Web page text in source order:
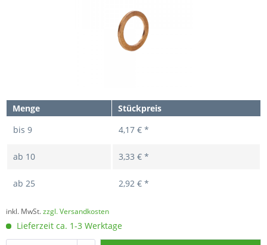
Menge
Stückpreis
bis 9 4,17 € *
ab 10 3,33 € *
ab 25 2,92 € *
inkl. MwSt.zzgl. Versandkosten
Lieferzeit ca. 1-3 Werktage